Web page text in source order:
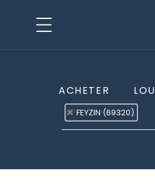
ACHETER
FEYZIN (69320)